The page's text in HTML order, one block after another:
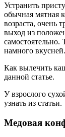
Устранить
обычная мятная
возраста, очень
выход из
самостоятельно.
намного вкусней.
Как вылечить
данной статье.
У взрослого
узнать из статьи.
Медовая